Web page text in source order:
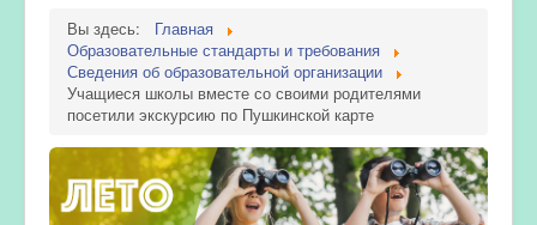
Вы здесь:
Главная
Образовательные стандарты и требования
Сведения об образовательной организации
Учащиеся школы вместе со своими родителями
посетили экскурсию по Пушкинской карте